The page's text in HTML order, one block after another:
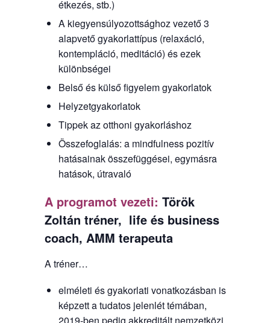
étkezés, stb.)
A kiegyensúlyozottsághoz vezető 3
alapvető gyakorlattípus (relaxáció,
kontempláció, meditáció) és ezek
különbségei
Belső és külső figyelem gyakorlatok
Helyzetgyakorlatok
Tippek az otthoni gyakorláshoz
Összefoglalás: a mindfulness pozitív
hatásainak összefüggései, egymásra
hatások, útravaló
A programot vezeti: Török
Zoltán tréner, life és business
coach, AMM terapeuta
A tréner…
elméleti és gyakorlati vonatkozásban is
képzett a tudatos jelenlét témában,